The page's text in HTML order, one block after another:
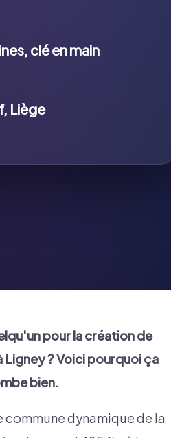
clé en main
Liège
pour la création de
Ligney? Voici pourquoi ça
bien.
commune dynamique de la